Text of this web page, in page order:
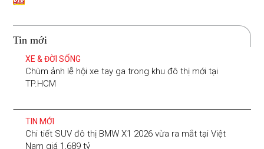
Tin mới
XE & ĐỜI SỐNG
Chùm ảnh lễ hội xe tay ga trong khu đô thị mới tại
TP.HCM
TIN MỚI
Chi tiết SUV đô thị BMW X1 2026 vừa ra mắt tại Việt
Nam giá 1,689 tỷ